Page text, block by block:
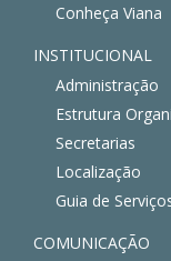
Conheça Viana
INSTITUCIONAL
Administração
Estrutura
Secretarias
Localização
Guia de
COMUNICAÇÃO